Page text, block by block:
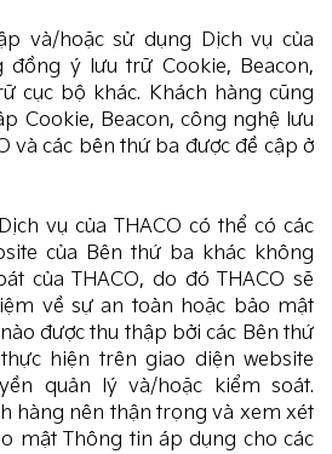
và/hoặc sử dụng Dịch vụ của
đồng ý lưu trữ Cookie, Beacon,
cục bộ khác. Khách hàng cũng
Cookie, Beacon, công nghệ lưu
và các bên thứ ba được đề cập ở
vụ của THACO có thể có các
của Bên thứ ba khác không
của THACO, do đó THACO sẽ
về sự an toàn hoặc bảo mật
được thu thập bởi các Bên thứ
hiện trên giao diện website
quản lý và/hoặc kiểm soát.
hàng nên thận trọng và xem xét
mật Thông tin áp dụng cho các